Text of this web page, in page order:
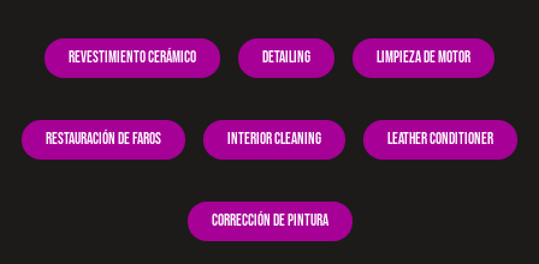
Revestimiento cerámico Detailing Limpieza de motor
Restauración de faros Interior Cleaning Leather Conditioner
Corrección de pintura